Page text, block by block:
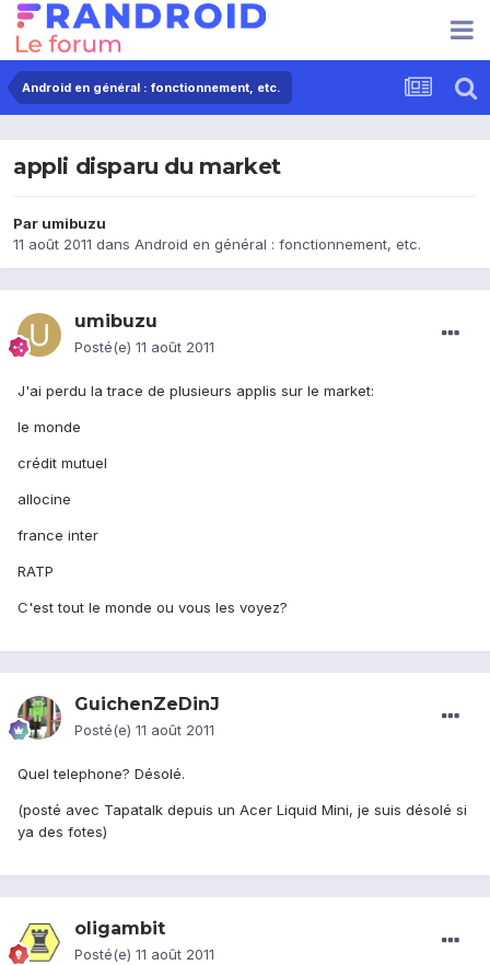
Android en général : fonctionnement, etc.
appli disparu du market
Par umibuzu
11 août 2011 dans Android en général : fonctionnement, etc.
umibuzu
Posté(e) 11 août 2011
J'ai perdu la trace de plusieurs applis sur le market:
le monde
crédit mutuel
allocine
france inter
RATP
C'est tout le monde ou vous les voyez?
GuichenZeDinJ
Posté(e) 11 août 2011
Quel telephone? Désolé.
(posté avec Tapatalk depuis un Acer Liquid Mini, je suis désolé si
ya des fotes)
oligambit
Posté(e) 11 août 2011